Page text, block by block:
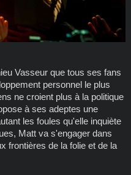
Vasseur que tous ses fans
personnel le plus
ne croient plus à la politique
à ses adeptes une
les foules qu'elle inquiète
Matt va s'engager dans
frontières de la folie et de la